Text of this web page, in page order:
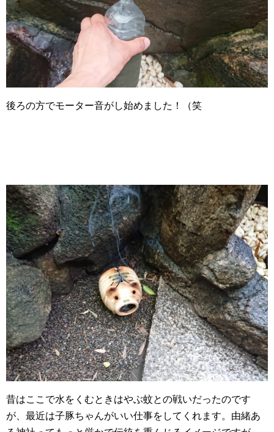
後ろの方でモーター音がし始めました！（笑
昔はここで水をくむときはやぶ蚊との戦いだったのです
が、最近は子豚ちゃんがいい仕事をしてくれます。由緒あ